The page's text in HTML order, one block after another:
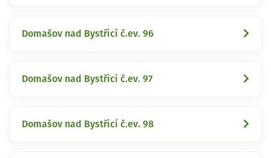
Domašov nad Bystřicí č.ev. 96
Domašov nad Bystřicí č.ev. 97
Domašov nad Bystřicí č.ev. 98